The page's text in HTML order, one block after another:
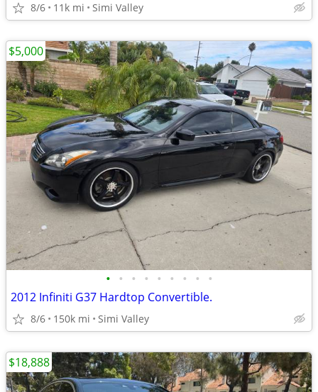
8/6 11k mi Simi Valley
• • • • • • • • •
2012 Infiniti G37 Hardtop Convertible.
8/6 150k mi Simi Valley
$5,000
$18,888